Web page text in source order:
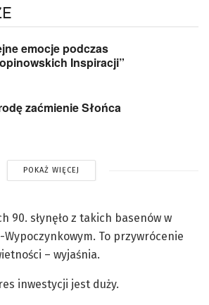
emocje podczas
Inspiracji”
zaćmienie Słońca
POKAŻ WIĘCEJ
90. słynęło z takich basenów w
To przywrócenie
– wyjaśnia.
inwestycji jest duży.